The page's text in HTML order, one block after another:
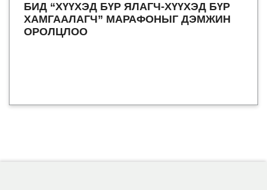
БИД “ХҮҮХЭД БҮР ЯЛАГЧ-ХҮҮХЭД БҮР
ХАМГААЛАГЧ” МАРАФОНЫГ ДЭМЖИН
ОРОЛЦЛОО